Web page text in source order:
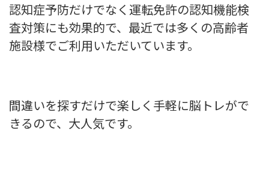
認知症予防だけでなく運転免許の認知機能検
査対策にも効果的で、最近では多くの高齢者
施設様でご利用いただいています。
間違いを探すだけで楽しく手軽に脳トレがで
きるので、大人気です。